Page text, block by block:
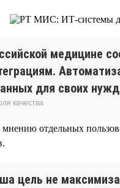
медицине
для своих
качества
отдельных
цель не